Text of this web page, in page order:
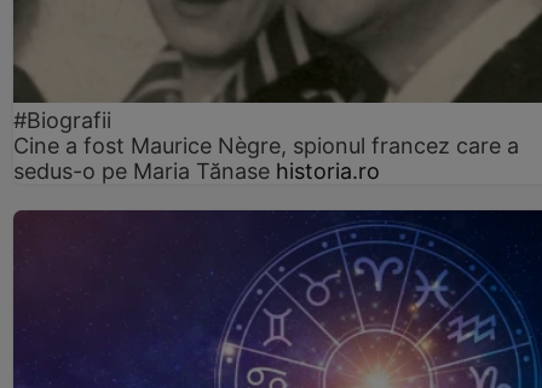
#Biografii
Cine a fost Maurice Nègre, spionul francez care a
sedus-o pe Maria Tănase historia.ro